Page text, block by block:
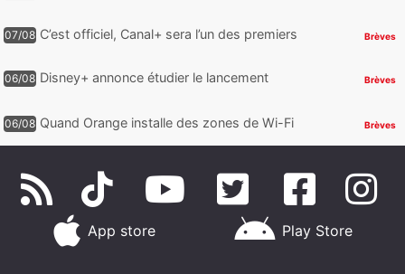
07/08 C’est officiel, Canal+ sera l’un des premiers
Brèves
06/08 Disney+ annonce étudier le lancement
Brèves
06/08 Quand Orange installe des zones de Wi-Fi
Brèves
App store Play Store